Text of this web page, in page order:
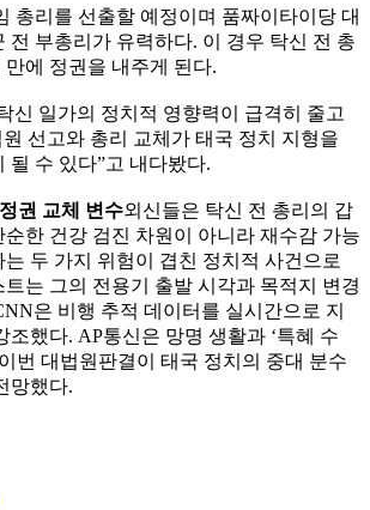
총리를 선출할 예정이며 품짜이타이당 대
전 부총리가 유력하다. 이 경우 탁신 전 총
만에 정권을 내주게 된다.
신 일가의 정치적 영향력이 급격히 줄고
선고와 총리 교체가 태국 정치 지형을
될 수 있다”고 내다봤다.
권 교체 변수외신들은 탁신 전 총리의 갑
한 건강 검진 차원이 아니라 재수감 가능
두 가지 위험이 겹친 정치적 사건으로
는 그의 전용기 출발 시각과 목적지 변경
은 비행 추적 데이터를 실시간으로 지
조했다. AP통신은 망명 생활과 ‘특혜 수
번 대법원판결이 태국 정치의 중대 분수
망했다.